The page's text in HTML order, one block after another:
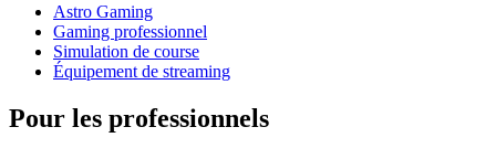
Astro Gaming
Gaming professionnel
Simulation de course
Équipement de streaming
Pour les professionnels